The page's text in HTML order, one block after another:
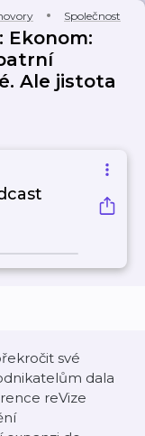
Společnost
Ekonom:
Ale jistota
své
dala
reVize